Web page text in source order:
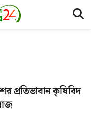
প্রতিভাবান কৃষিবিদ